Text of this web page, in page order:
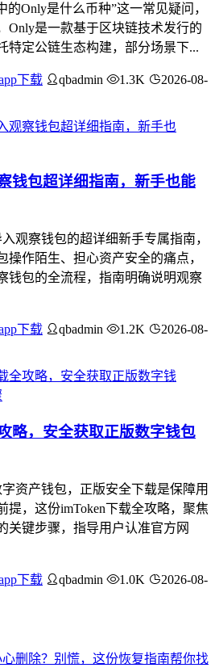
的Only是什么币种”这一常见疑问，
Only是一款基于区块链技术发行的
特定公链生态构建，部分场景下...
下载 qbadmin 1.3K
2026-08-
钱包超详细指南，新手也能
观察钱包的超详细新手专属指南，
操作陌生、担心资产安全的痛点，
钱包的全流程，指南明确说明观察
下载 qbadmin 1.2K
2026-08-
略，安全获取正版数字钱包
资产钱包，正版安全下载是保障用
提，这份imToken下载全攻略，聚焦
关键步骤，指导用户认准官方网
下载 qbadmin 1.0K
2026-08-